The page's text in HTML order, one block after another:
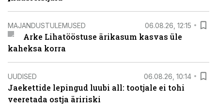
MAJANDUSTULEMUSED 06.08.26, 12:15
Arke Lihatööstuse ärikasum kasvas üle
kaheksa korra
UUDISED 06.08.26, 10:14
Jaekettide lepingud luubi all: tootjale ei tohi
veeretada ostja äririski